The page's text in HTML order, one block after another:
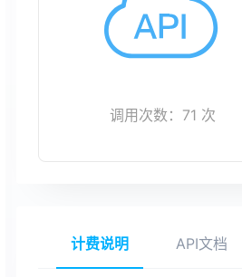
调用次数：71 次
计费说明 API文档